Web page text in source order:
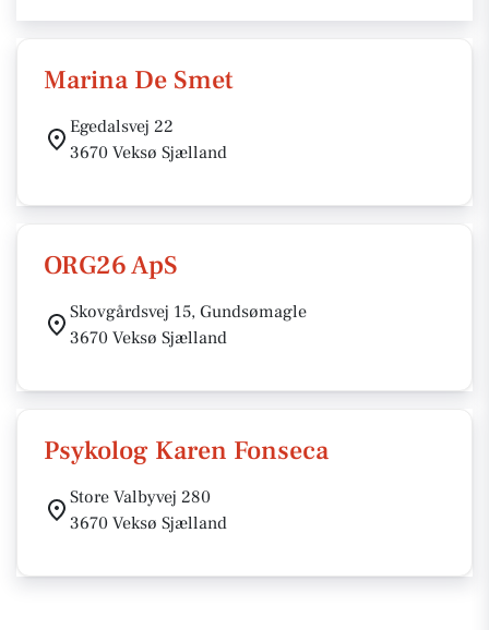
Marina De Smet
Egedalsvej 22
3670 Veksø Sjælland
ORG26 ApS
Skovgårdsvej 15, Gundsømagle
3670 Veksø Sjælland
Psykolog Karen Fonseca
Store Valbyvej 280
3670 Veksø Sjælland